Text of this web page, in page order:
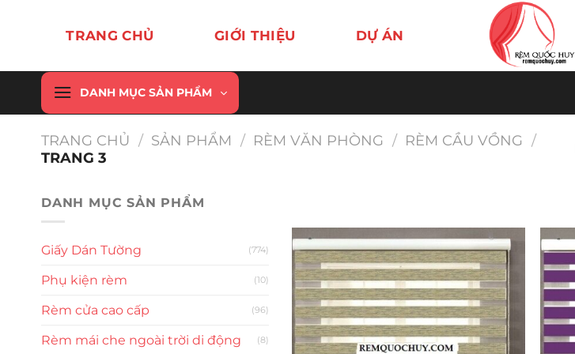
dung
TRANG CHỦ GIỚI THIỆU DỰ ÁN
DANH MỤC SẢN PHẨM
TRANG CHỦ / SẢN PHẨM / RÈM VĂN PHÒNG / RÈM CẦU VỒNG /
TRANG 3
DANH MỤC SẢN PHẨM
Giấy Dán Tường (774)
Phụ kiện rèm (10)
Rèm cửa cao cấp (96)
Rèm mái che ngoài trời di động (8)